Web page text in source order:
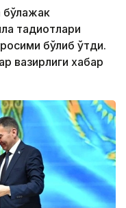
бўлажак
тадқиқотлари
бўлиб ўтди.
вазирлиги хабар